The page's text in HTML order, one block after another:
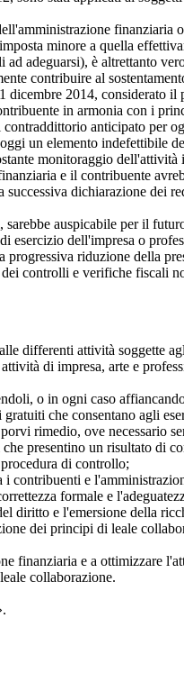
finanziaria
minore a quella
adeguarsi), è altrettanto
contribuire al
2014, considerato il
in armonia con i
anticipato per
un elemento indefettibile
monitoraggio
e il contribuente
dichiarazione dei
auspicabile per il
dell'impresa o
riduzione della
controlli e verifiche
attività soggette
di impresa, arte e
o in ogni caso
che consentano agli
rimedio, ove necessario
un risultato di
di controllo;
e
formale e
e l'emersione della
dei principi di leale
e a ottimizzare
collaborazione.